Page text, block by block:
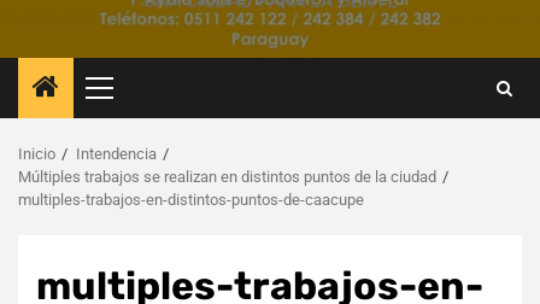
Menú
principal
Inicio
Intendencia
Múltiples trabajos se realizan en distintos puntos de la ciudad
multiples-trabajos-en-distintos-puntos-de-caacupe
multiples-trabajos-en-